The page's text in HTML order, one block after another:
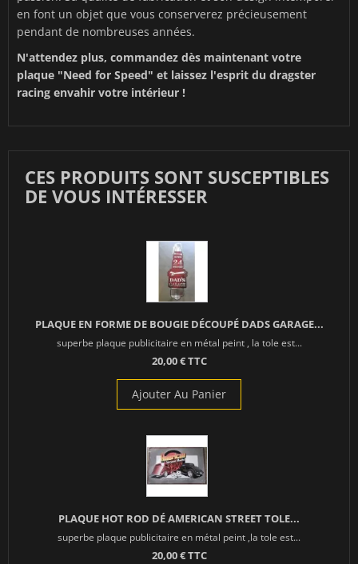
en font un objet que vous conserverez précieusement
pendant de nombreuses années.
N'attendez plus, commandez dès maintenant votre
plaque "Need for Speed" et laissez l'esprit du dragster
racing envahir votre intérieur !
CES PRODUITS SONT SUSCEPTIBLES
DE VOUS INTÉRESSER
PLAQUE EN FORME DE BOUGIE DÉCOUPÉ DADS GARAGE...
superbe plaque publicitaire en métal peint , la tole est...
20,00 € TTC
Ajouter Au Panier
PLAQUE HOT ROD DÉ AMERICAN STREET TOLE...
superbe plaque publicitaire en métal peint ,la tole est...
20,00 € TTC